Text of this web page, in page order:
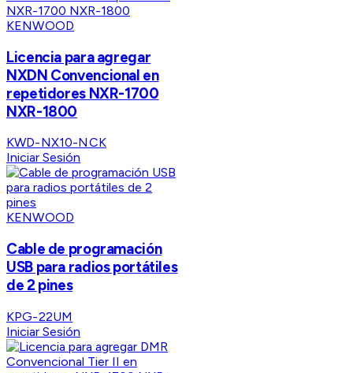
KENWOOD
Licencia para agregar
NXDN Convencional en
repetidores NXR-1700
NXR-1800
KWD-NX10-NCK
Iniciar Sesión
KENWOOD
Cable de programación
USB para radios portátiles
de 2 pines
KPG-22UM
Iniciar Sesión